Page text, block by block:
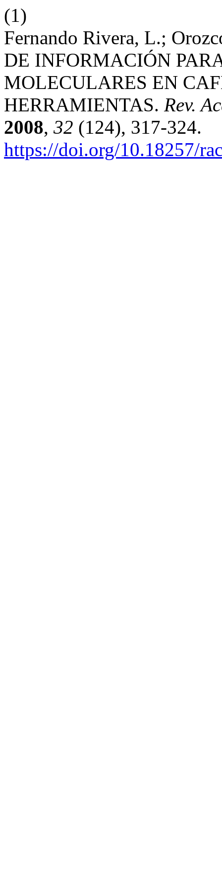
(1)
Fernando Rivera, L.;
DE INFORMACIÓN
MOLECULARES EN
HERRAMIENTAS. Rev.
2008, 32 (124), 317-324.
https://doi.org/10.18257/